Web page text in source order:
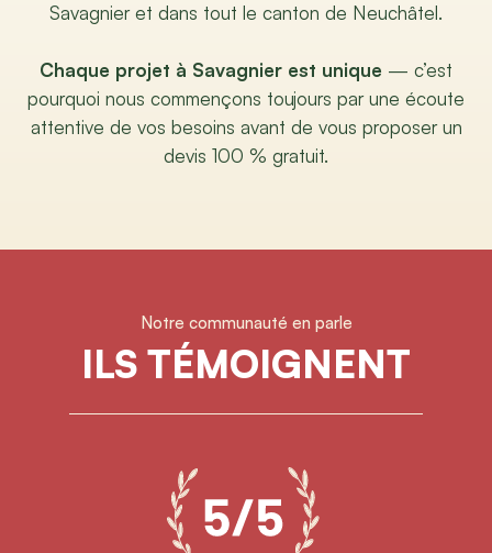
Savagnier et dans tout le canton de Neuchâtel.
Chaque projet à Savagnier est unique — c’est
pourquoi nous commençons toujours par une écoute
attentive de vos besoins avant de vous proposer un
devis 100 % gratuit.
Notre communauté en parle
ILS TÉMOIGNENT